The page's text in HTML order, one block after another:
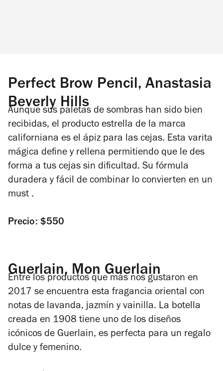
Perfect Brow Pencil, Anastasia
Beverly Hills
Aunque sus paletas de sombras han sido bien
recibidas, el producto estrella de la marca
californiana es el ápiz para las cejas. Esta varita
mágica define y rellena permitiendo que le des
forma a tus cejas sin dificultad. Su fórmula
duradera y fácil de combinar lo convierten en un
must .
Precio: $550
Guerlain, Mon Guerlain
Entre los productos que más nos gustaron en
2017 se encuentra esta fragancia oriental con
notas de lavanda, jazmín y vainilla. La botella
creada en 1908 tiene uno de los diseños
icónicos de Guerlain, es perfecta para un regalo
dulce y femenino.